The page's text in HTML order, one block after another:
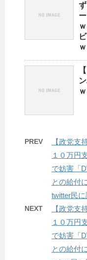
ｗ
PREV
【政党支
１０万円
で妨害「
との給付
twitter民
NEXT
【政党支
１０万円
で妨害「
との給付